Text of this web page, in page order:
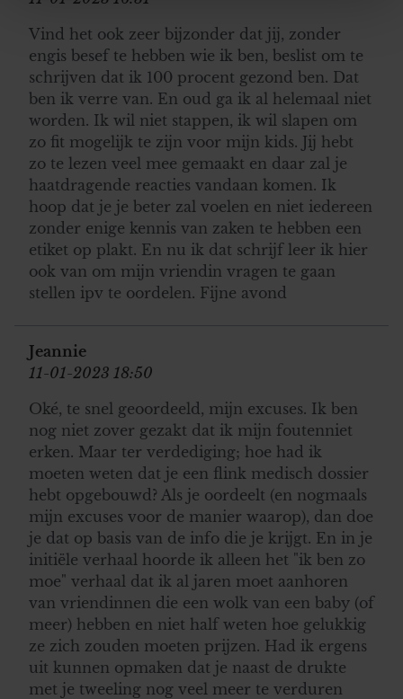
We gebruiken cookies om content en advertenties te
personaliseren, om functies voor social media te bieden
en om ons websiteverkeer te analyseren. Ook delen we
informatie over uw gebruik van onze site met onze
partners voor social media, adverteren en analyse. Deze
partners kunnen deze gegevens combineren met andere
informatie die u aan ze heeft verstrekt of die ze hebben
verzameld op basis van uw gebruik van hun services. U
gaat akkoord met onze cookies als u onze website blijft
gebruiken.
Vind het ook zeer bijzonder dat jij, zonder
engis besef te hebben wie ik ben, beslist om te
schrijven dat ik 100 procent gezond ben. Dat
ben ik verre van. En oud ga ik al helemaal niet
worden. Ik wil niet stappen, ik wil slapen om
zo fit mogelijk te zijn voor mijn kids. Jij hebt
zo te lezen veel mee gemaakt en daar zal je
haatdragende reacties vandaan komen. Ik
hoop dat je je beter zal voelen en niet iedereen
zonder enige kennis van zaken te hebben een
etiket op plakt. En nu ik dat schrijf leer ik hier
ook van om mijn vriendin vragen te gaan
stellen ipv te oordelen. Fijne avond
Jeannie
11-01-2023 18:50
Oké, te snel geoordeeld, mijn excuses. Ik ben
nog niet zover gezakt dat ik mijn foutenniet
erken. Maar ter verdediging; hoe had ik
moeten weten dat je een flink medisch dossier
hebt opgebouwd? Als je oordeelt (en nogmaals
mijn excuses voor de manier waarop), dan doe
je dat op basis van de info die je krijgt. En in je
initiële verhaal hoorde ik alleen het "ik ben zo
moe" verhaal dat ik al jaren moet aanhoren
van vriendinnen die een wolk van een baby (of
meer) hebben en niet half weten hoe gelukkig
ze zich zouden moeten prijzen. Had ik ergens
uit kunnen opmaken dat je naast de drukte
met je tweeling nog veel meer te verduren